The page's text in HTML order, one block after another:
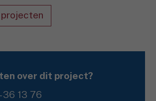
over dit project?
36 13 76